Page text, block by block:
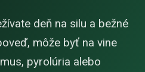
deň na silu a bežné
môže byť na vine
pyrolúria alebo